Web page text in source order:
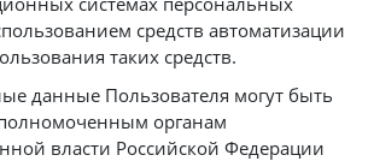
средств автоматизации
таких средств.
данные Пользователя могут быть
органам
власти Российской Федерации